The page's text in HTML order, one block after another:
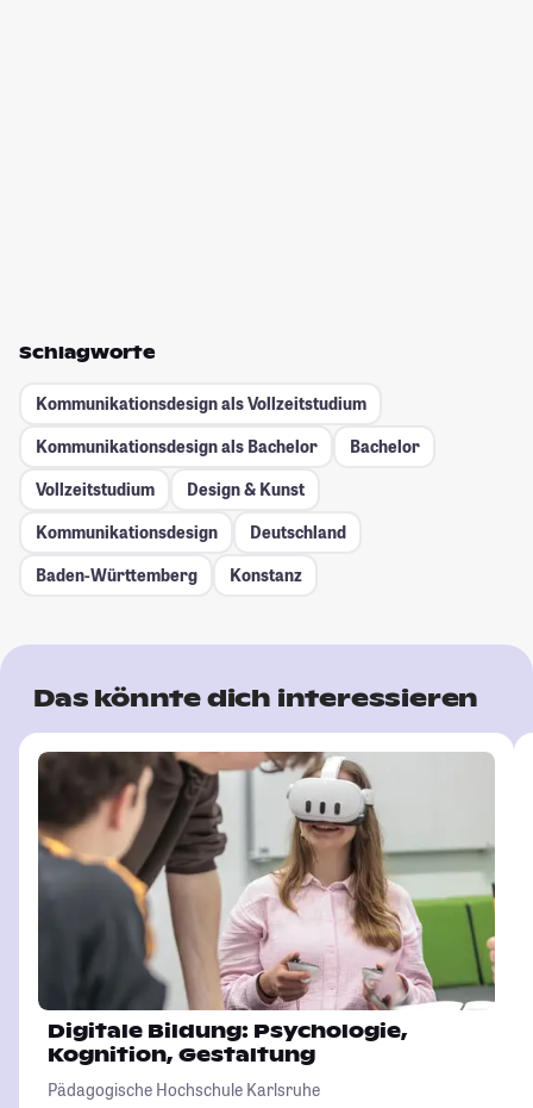
Schlagworte
Kommunikationsdesign als Vollzeitstudium
Kommunikationsdesign als Bachelor
Bachelor
Vollzeitstudium
Design & Kunst
Kommunikationsdesign
Deutschland
Baden-Württemberg
Konstanz
Das könnte dich interessieren
Digitale Bildung: Psychologie,
Kognition, Gestaltung
Pädagogische Hochschule Karlsruhe